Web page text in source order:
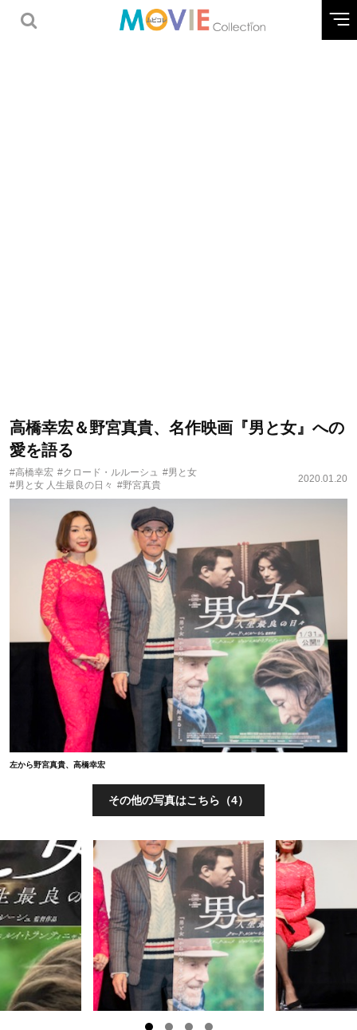
高橋幸宏＆野宮真貴、名作映画『男と女』への
愛を語る
#高橋幸宏 #クロード・ルルーシュ #男と女
#男と女 人生最良の日々 #野宮真貴
2020.01.20
左から野宮真貴、高橋幸宏
その他の写真はこちら（4）